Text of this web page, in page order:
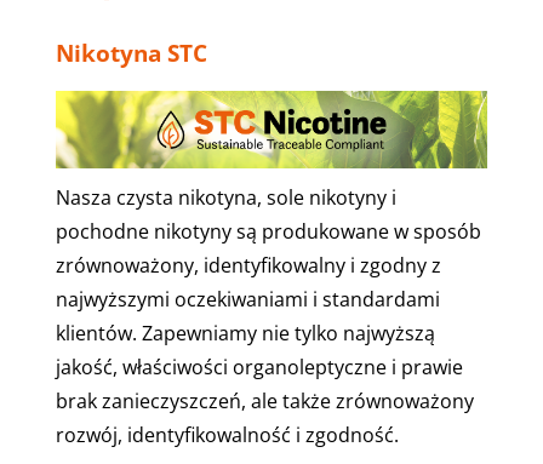
Nikotyna STC
Nasza czysta nikotyna, sole nikotyny i
pochodne nikotyny są produkowane w sposób
zrównoważony, identyfikowalny i zgodny z
najwyższymi oczekiwaniami i standardami
klientów. Zapewniamy nie tylko najwyższą
jakość, właściwości organoleptyczne i prawie
brak zanieczyszczeń, ale także zrównoważony
rozwój, identyfikowalność i zgodność.